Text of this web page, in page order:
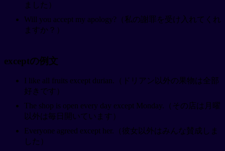
ました）
Will you accept my apology?（私の謝罪を受け入れてくれ
ますか？）
exceptの例文
I like all fruits except durian.（ドリアン以外の果物は全部
好きです）
The shop is open every day except Monday.（その店は月曜
以外は毎日開いています）
Everyone agreed except her.（彼女以外はみんな賛成しま
した）